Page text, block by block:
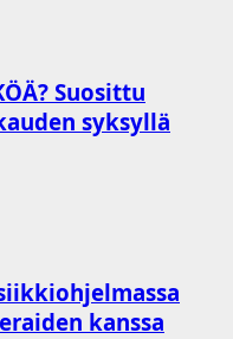
Suosittu
syksyllä
kanssa